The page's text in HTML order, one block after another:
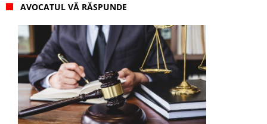
AVOCATUL VĂ RĂSPUNDE